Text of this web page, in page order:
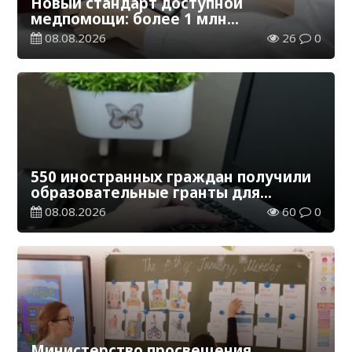
медпомощи: более 1 млн
казахстанцев получили
телемедицинские услуги
08.08.2026 26 0
550 иностранных граждан получили
образовательные гранты для
обучения в Казахстане
08.08.2026 60 0